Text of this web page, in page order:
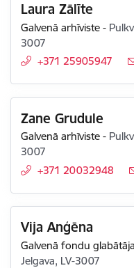
Laura Zālīte
Galvenā arhīviste -
3007
+371 25905947
Zane Grudule
Galvenā arhīviste -
3007
+371 20032948
Vija Anģēna
Galvenā fondu glabātāja
Jelgava, LV-3007